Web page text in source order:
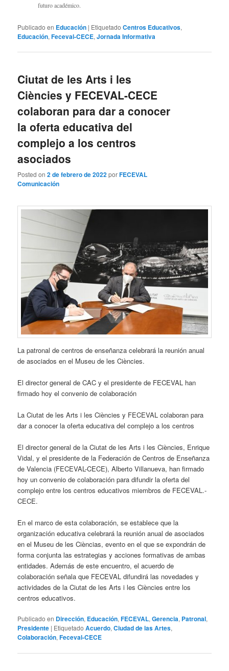
futuro académico.
Publicado en Educación | Etiquetado Centros Educativos,
Educación,Feceval-CECE,Jornada Informativa
Ciutat de les Arts i les
Ciències y FECEVAL-CECE
colaboran para dar a conocer
la oferta educativa del
complejo a los centros
asociados
Posted on2 de febrero de 2022porFECEVAL
Comunicación
La patronal de centros de enseñanza celebrará la reunión anual
de asociados en el Museu de les Ciències.
El director general de CAC y el presidente de FECEVAL han
firmado hoy el convenio de colaboración
La Ciutat de les Arts i les Ciències y FECEVAL colaboran para
dar a conocer la oferta educativa del complejo a los centros
El director general de la Ciutat de les Arts i les Ciències, Enrique
Vidal, y el presidente de la Federación de Centros de Enseñanza
de Valencia (FECEVAL-CECE), Alberto Villanueva, han firmado
hoy un convenio de colaboración para difundir la oferta del
complejo entre los centros educativos miembros de FECEVAL.-
CECE.
En el marco de esta colaboración, se establece que la
organización educativa celebrará la reunión anual de asociados
en el Museu de les Cièncias, evento en el que se expondrán de
forma conjunta las estrategias y acciones formativas de ambas
entidades. Además de este encuentro, el acuerdo de
colaboración señala que FECEVAL difundirá las novedades y
actividades de la Ciutat de les Arts i les Ciències entre los
centros educativos.
Publicado en Dirección, Educación,FECEVAL,Gerencia, Patronal,
Presidente | Etiquetado Acuerdo,Ciudad de las Artes,
Colaboración,Feceval-CECE